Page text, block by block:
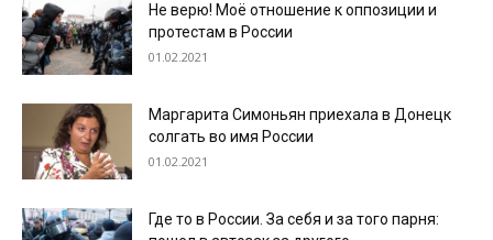
Не верю! Моё отношение к оппозиции и
протестам в России
01.02.2021
Маргарита Симоньян приехала в Донецк
солгать во имя России
01.02.2021
Где то в России. За себя и за того парня: